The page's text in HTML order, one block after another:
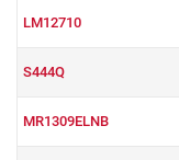
LM12710
S444Q
MR1309ELNB